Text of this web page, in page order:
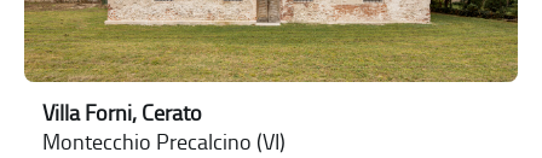
Villa Forni, Cerato
Montecchio Precalcino (VI)